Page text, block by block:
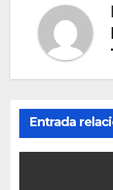
Entrada